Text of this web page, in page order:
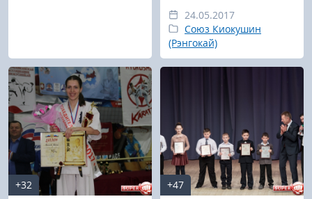
24.05.2017
Союз Киокушин
(Рэнгокай)
+32
+47